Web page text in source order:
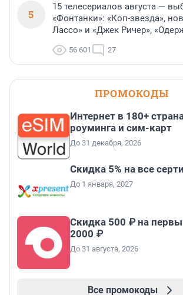
5
15 телесериалов августа —
«Фонтанки»: «Коп-звезда»,
Лассо» и «Джек Ричер»,
56 601 27
ПРОМОКОДЫ
Интернет в 180+
роуминга и сим-карт
До 31 декабря, 2026
Скидка 5% на все
До 1 января, 2027
Скидка 500 ₽ на
2000 ₽
До 31 августа, 2026
Все промокоды